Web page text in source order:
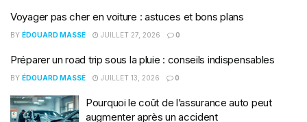
Voyager pas cher en voiture : astuces et bons plans
BY ÉDOUARD MASSÉ JUILLET 27, 2026 0
Préparer un road trip sous la pluie : conseils indispensables
BY ÉDOUARD MASSÉ JUILLET 13, 2026 0
Pourquoi le coût de l’assurance auto peut
augmenter après un accident